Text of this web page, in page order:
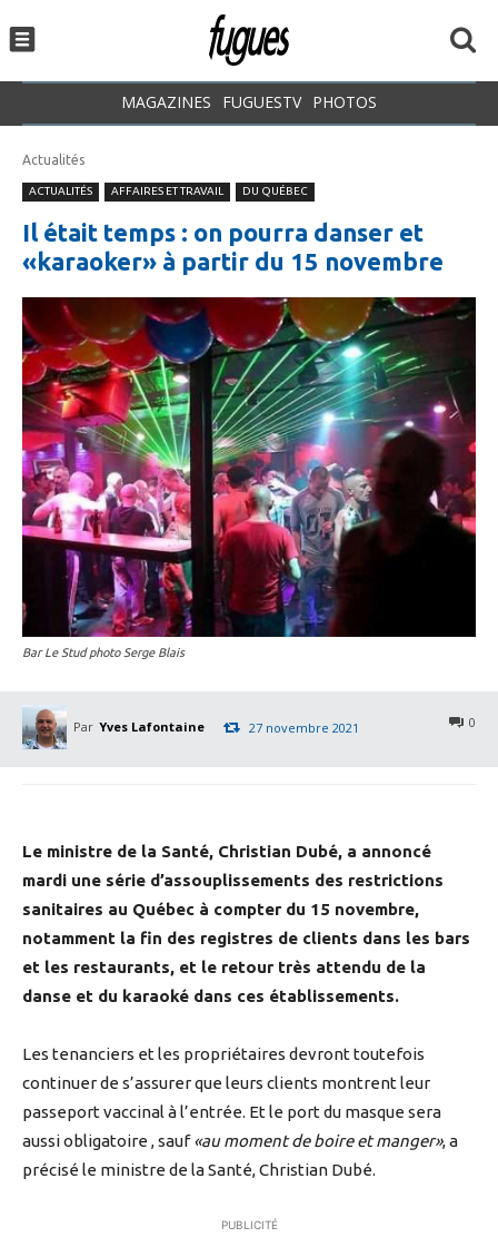
MAGAZINES FUGUESTV PHOTOS
Actualités
ACTUALITÉS AFFAIRES ET TRAVAIL DU QUÉBEC
Il était temps : on pourra danser et
«karaoker» à partir du 15 novembre
Bar Le Stud photo Serge Blais
Par Yves Lafontaine 0
27 novembre 2021
Le ministre de la Santé, Christian Dubé, a annoncé
mardi une série d’assouplissements des restrictions
sanitaires au Québec à compter du 15 novembre,
notamment la fin des registres de clients dans les bars
et les restaurants, et le retour très attendu de la
danse et du karaoké dans ces établissements.
Les tenanciers et les propriétaires devront toutefois
continuer de s’assurer que leurs clients montrent leur
passeport vaccinal à l’entrée. Et le port du masque sera
aussi obligatoire , sauf au moment de boire et manger , a
précisé le ministre de la Santé, Christian Dubé.
PUBLICITÉ